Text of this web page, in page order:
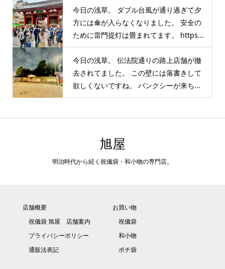
今日の浅草。 ダブル台風が通り過ぎて夕
方には傘が入らなくなりました。 安全の
ために雷門提灯は畳まれてます。 https...
今日の浅草。 伝法院通りの路上店舗が撤
去されてました。 この壁には落書きして
欲しくないですね。 バンクシーが来ち...
旭屋
明治時代から続く祝儀袋・和小物の専門店。
店舗概要
祝儀袋 旭屋 店舗案内
プライバシーポリシー
通販法表記
お買い物
祝儀袋
和小物
ポチ袋